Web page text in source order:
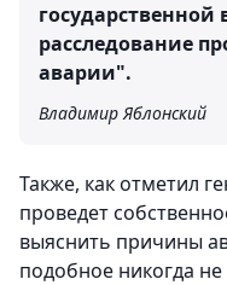
расследование
аварии".
Владимир Яблонский
Также, как отметил
проведет
выяснить причины
подобное никогда